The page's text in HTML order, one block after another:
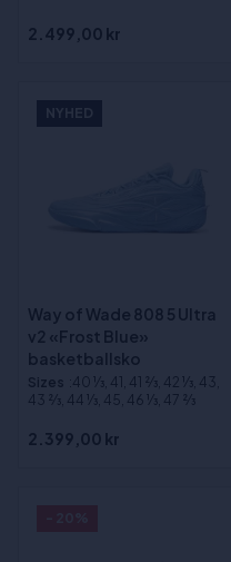
2.499,00 kr
NYHED
Way of Wade 808 5 Ultra
v2 «Frost Blue»
basketballsko
Sizes :40 1⁄3, 41, 41 2⁄3, 42 1⁄3, 43,
43 2⁄3, 44 1⁄3, 45, 46 1⁄3, 47 2⁄3
2.399,00 kr